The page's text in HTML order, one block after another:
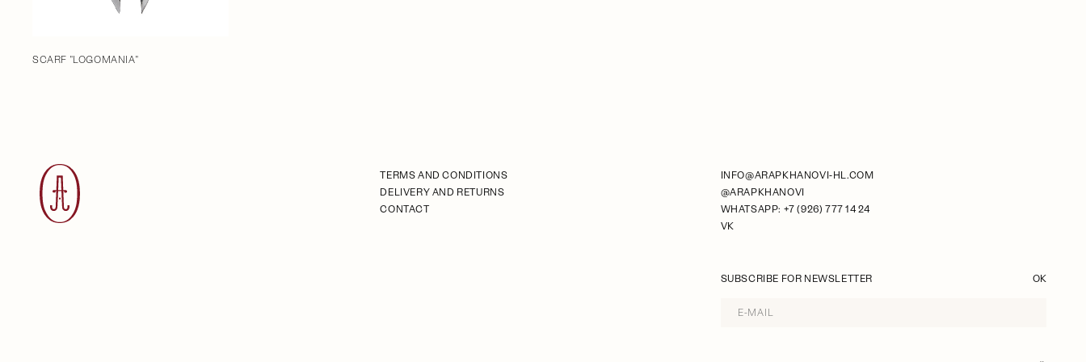
SCARF "LOGOMANIA"
TERMS AND CONDITIONS
DELIVERY AND RETURNS
CONTACT
INFO@ARAPKHANOVI-HL.COM
@ARAPKHANOVI
WHATSAPP: +7 (926) 777 14 24
VK
SUBSCRIBE FOR NEWSLETTER OK